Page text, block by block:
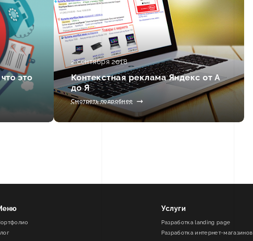
это
2 сентября 2018
Контекстная реклама Яндекс от А
до Я
Смотреть подробнее
Услуги
Разработка landing page
Разработка интернет-магазинов